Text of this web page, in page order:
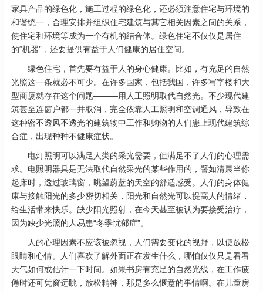
家具产品的绿色化，施工过程的绿色化，还必须注意住宅与环境的
和谐统一，合理安排并组织住宅建筑与其它相关因素之间的关系，
使住宅和环境等成为一个有机的结合体。绿色住宅不仅仅是居住
的“机器”，还要提供有益于人们健康的居住空间。
绿色住宅，首先要有益于人的身心健康。比如，有充足的自然
光照这一条就必不可少。在许多国家，包括我国，许多写字楼和大
型商厦就存在这个问题———用人工照明取代自然光。不少现代建
筑甚至连窗户都一并取消，完全依靠人工照明和空调通风，导致在
这种密不透风不透光的建筑物中工作和购物的人们患上现代建筑综
合症，出现种种不健康症状。
电灯照明可以满足人类的采光需要，但满足不了人们的心理需
求。电照明器具是无法取代自然采光的某些作用的，譬如清晨当你
起床时，透过玻璃窗，眺望蔚蓝的天空的舒适感受。人们的身体健
康与接触阳光的多少密切相关，阳光和自然光可以提高人的情绪，
给生活带来快乐。缺少阳光照射，在今天甚至被认为要接受治疗，
因为缺少光照的人易患“冬季忧郁症”。
人的心理因素不应该被忽视，人们需要变化的视野，以便放松
眼睛和心情。人们喜欢了解外面正在发生什么，哪怕仅仅只是看看
天气如何或估计一下时间。如果书房有充足的自然光线，在工作疲
倦时还可凭窗远眺，放松精神，那是多么惬意的事情啊。在儿童房